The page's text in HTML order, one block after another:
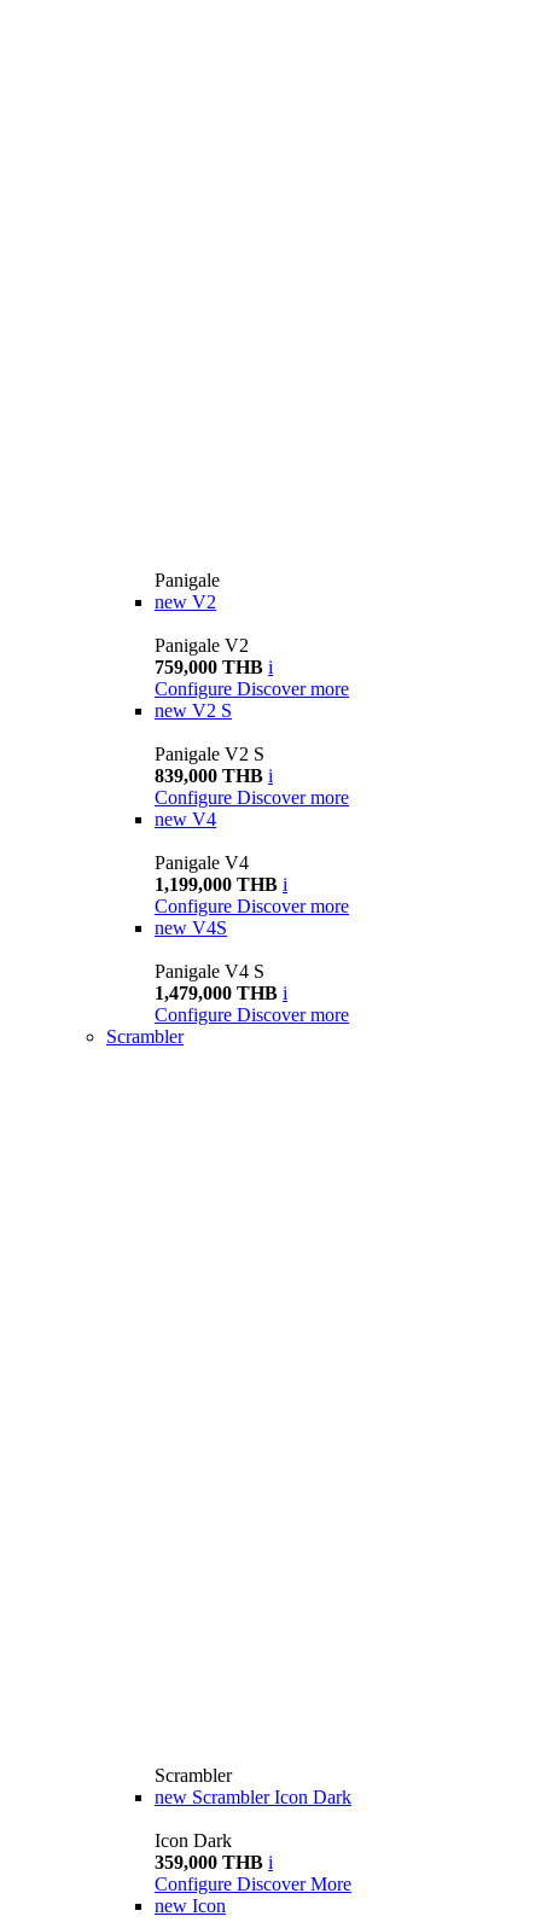
Panigale
new V2
Panigale V2
759,000 THB i
Configure Discover more
new V2 S
Panigale V2 S
839,000 THB i
Configure Discover more
new V4
Panigale V4
1,199,000 THB i
Configure Discover more
new V4S
Panigale V4 S
1,479,000 THB i
Configure Discover more
Scrambler
Scrambler
new Scrambler Icon Dark
Icon Dark
359,000 THB i
Configure Discover More
new Icon